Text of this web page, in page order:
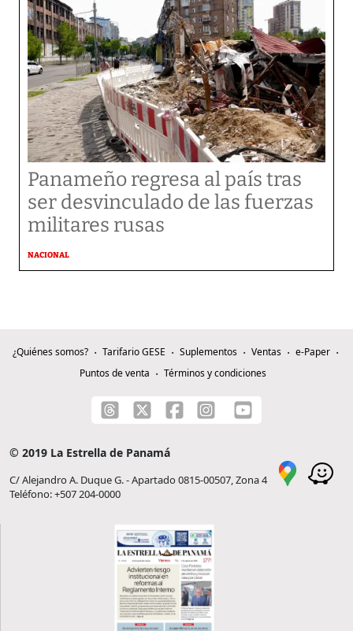
Panameño regresa al país tras
ser desvinculado de las fuerzas
militares rusas
NACIONAL
¿Quiénes somos? Tarifario GESE Suplementos Ventas
e-Paper
Puntos de venta
Términos y condiciones
© 2019 La Estrella de Panamá
C/ Alejandro A. Duque G. - Apartado 0815-00507, Zona 4
Teléfono: +507 204-0000